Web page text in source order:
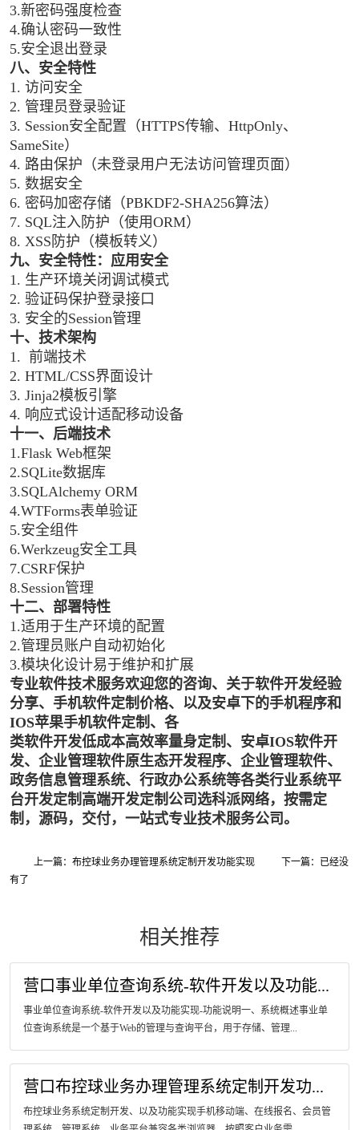
3.新密码强度检查
4.确认密码一致性
5.安全退出登录
八、安全特性
1. 访问安全
2. 管理员登录验证
3. Session安全配置（HTTPS传输、HttpOnly、
SameSite）
4. 路由保护（未登录用户无法访问管理页面）
5. 数据安全
6. 密码加密存储（PBKDF2-SHA256算法）
7. SQL注入防护（使用ORM）
8. XSS防护（模板转义）
九、安全特性：应用安全
1. 生产环境关闭调试模式
2. 验证码保护登录接口
3. 安全的Session管理
十、技术架构
1. 前端技术
2. HTML/CSS界面设计
3. Jinja2模板引擎
4. 响应式设计适配移动设备
十一、后端技术
1.Flask Web框架
2.SQLite数据库
3.SQLAlchemy ORM
4.WTForms表单验证
5.安全组件
6.Werkzeug安全工具
7.CSRF保护
8.Session管理
十二、部署特性
1.适用于生产环境的配置
2.管理员账户自动初始化
3.模块化设计易于维护和扩展
专业软件技术服务欢迎您的咨询、关于软件开发经验
分享、手机软件定制价格、以及安卓下的手机程序和
IOS苹果手机软件定制、各
类软件开发低成本高效率量身定制、安卓IOS软件开
发、企业管理软件原生态开发程序、企业管理软件、
政务信息管理系统、行政办公系统等各类行业系统平
台开发定制高端开发定制公司选科派网络，按需定
制，源码，交付，一站式专业技术服务公司。
上一篇：布控球业务办理管理系统定制开发功能实现
下一篇：已经没
有了
相关推荐
营口事业单位查询系统-软件开发以及功能...
事业单位查询系统-软件开发以及功能实现-功能说明一、系统概述事业单
位查询系统是一个基于Web的管理与查询平台，用于存储、管理...
营口布控球业务办理管理系统定制开发功...
布控球业务系统定制开发、以及功能实现手机移动端、在线报名、会员管